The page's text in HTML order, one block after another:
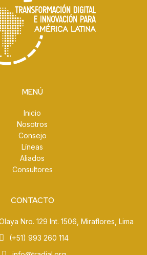
MENÚ
Inicio
Nosotros
Consejo
Líneas
Aliados
Consultores
CONTACTO
Nro. 129 Int. 1506, Miraflores, Lima
(+51) 993 260 114